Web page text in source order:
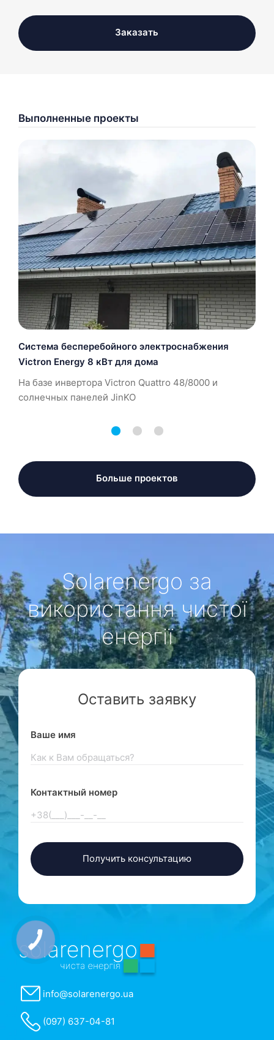
Заказать
Выполненные проекты
Система бесперебойного электроснабжения
Victron Energy 8 кВт для дома
На базе инвертора Victron Quattro 48/8000 и
солнечных панелей JinKO
Больше проектов
Solarenergo за
використання чистої
енергії
Оставить заявку
Ваше имя
Контактный номер
info@solarenergo.ua
(097) 637-04-81